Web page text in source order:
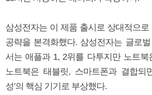
삼성전자는 이 제품 출시로 상대적으
공략을 본격화했다. 삼성전자는 글로
서는 애플과 1, 2위를 다투지만 노트북
노트북은 태블릿, 스마트폰과 결합되
성’의 핵심 기기로 부상했다.